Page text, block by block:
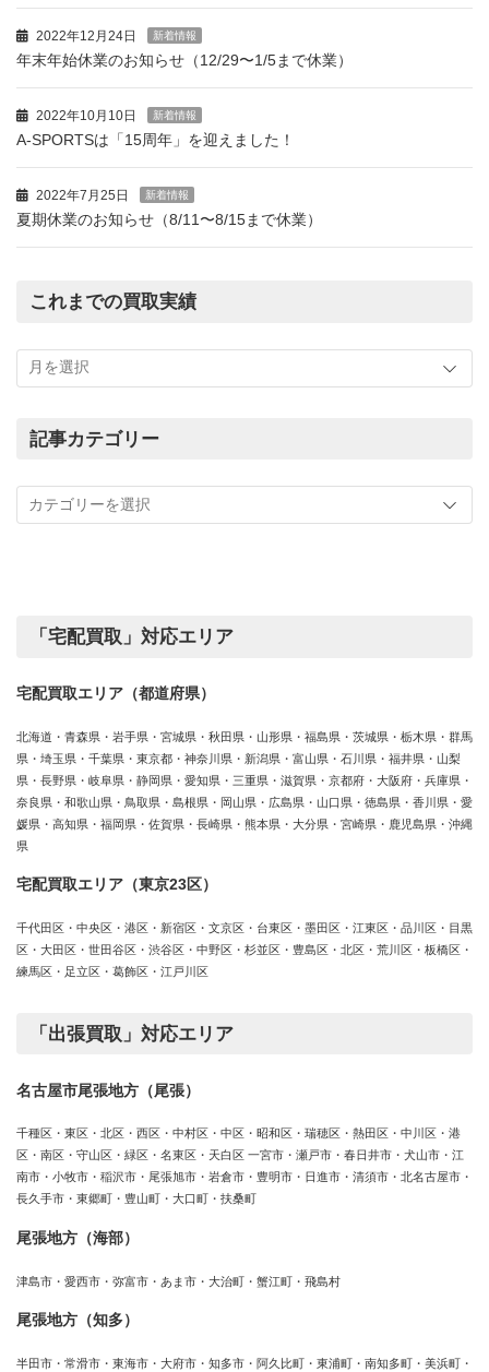
2022年12月24日 新着情報
年末年始休業のお知らせ（12/29〜1/5まで休業）
2022年10月10日 新着情報
A-SPORTSは「15周年」を迎えました！
2022年7月25日 新着情報
夏期休業のお知らせ（8/11〜8/15まで休業）
これまでの買取実績
ま
の
績
記事カテゴリー
カ
「宅配買取」対応エリア
宅配買取エリア（都道府県）
北海道・青森県・岩手県・宮城県・秋田県・山形県・福島県・茨城県・栃木県・群馬
県・埼玉県・千葉県・東京都・神奈川県・新潟県・富山県・石川県・福井県・山梨
県・長野県・岐阜県・静岡県・愛知県・三重県・滋賀県・京都府・大阪府・兵庫県・
奈良県・和歌山県・鳥取県・島根県・岡山県・広島県・山口県・徳島県・香川県・愛
媛県・高知県・福岡県・佐賀県・長崎県・熊本県・大分県・宮崎県・鹿児島県・沖縄
県
宅配買取エリア（東京23区）
千代田区・中央区・港区・新宿区・文京区・台東区・墨田区・江東区・品川区・目黒
区・大田区・世田谷区・渋谷区・中野区・杉並区・豊島区・北区・荒川区・板橋区・
練馬区・足立区・葛飾区・江戸川区
「出張買取」対応エリア
名古屋市尾張地方（尾張）
千種区・東区・北区・西区・中村区・中区・昭和区・瑞穂区・熱田区・中川区・港
区・南区・守山区・緑区・名東区・天白区 一宮市・瀬戸市・春日井市・犬山市・江
南市・小牧市・稲沢市・尾張旭市・岩倉市・豊明市・日進市・清須市・北名古屋市・
長久手市・東郷町・豊山町・大口町・扶桑町
尾張地方（海部）
津島市・愛西市・弥富市・あま市・大治町・蟹江町・飛島村
尾張地方（知多）
半田市・常滑市・東海市・大府市・知多市・阿久比町・東浦町・南知多町・美浜町・